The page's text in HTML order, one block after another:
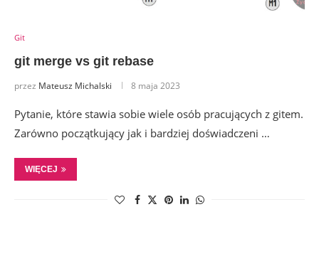
Git
git merge vs git rebase
przez Mateusz Michalski 8 maja 2023
Pytanie, które stawia sobie wiele osób pracujących z gitem.
Zarówno początkujący jak i bardziej doświadczeni …
WIĘCEJ